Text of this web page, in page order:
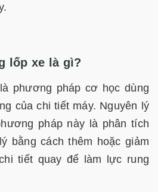
lốp xe là gì?
phương pháp cơ học dùng
của chi tiết máy. Nguyên lý
pháp này là phân tích
bằng cách thêm hoặc giảm
tiết quay để làm lực rung